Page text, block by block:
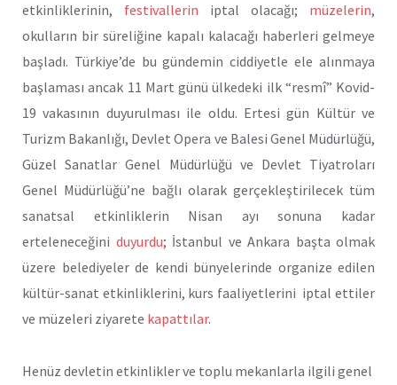
etkinliklerinin, festivallerin iptal olacağı; müzelerin,
okulların bir süreliğine kapalı kalacağı haberleri gelmeye
başladı. Türkiye’de bu gündemin ciddiyetle ele alınmaya
başlaması ancak 11 Mart günü ülkedeki ilk “resmî” Kovid-
19 vakasının duyurulması ile oldu. Ertesi gün Kültür ve
Turizm Bakanlığı, Devlet Opera ve Balesi Genel Müdürlüğü,
Güzel Sanatlar Genel Müdürlüğü ve Devlet Tiyatroları
Genel Müdürlüğü’ne bağlı olarak gerçekleştirilecek tüm
sanatsal etkinliklerin Nisan ayı sonuna kadar
erteleneceğini duyurdu; İstanbul ve Ankara başta olmak
üzere belediyeler de kendi bünyelerinde organize edilen
kültür-sanat etkinliklerini, kurs faaliyetlerini iptal ettiler
ve müzeleri ziyarete kapattılar.
Henüz devletin etkinlikler ve toplu mekanlarla ilgili genel